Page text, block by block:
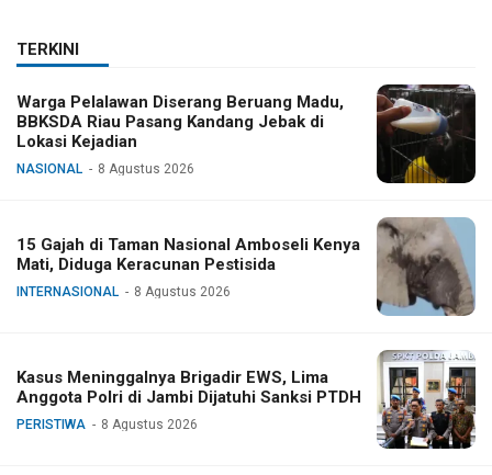
TERKINI
Warga Pelalawan Diserang Beruang Madu,
BBKSDA Riau Pasang Kandang Jebak di
Lokasi Kejadian
NASIONAL 8 Agustus 2026
15 Gajah di Taman Nasional Amboseli Kenya
Mati, Diduga Keracunan Pestisida
INTERNASIONAL 8 Agustus 2026
Kasus Meninggalnya Brigadir EWS, Lima
Anggota Polri di Jambi Dijatuhi Sanksi PTDH
PERISTIWA 8 Agustus 2026